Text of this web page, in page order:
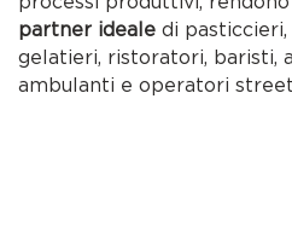
partner ideale di
gelatieri, ristoratori, baristi,
ambulanti e operatori